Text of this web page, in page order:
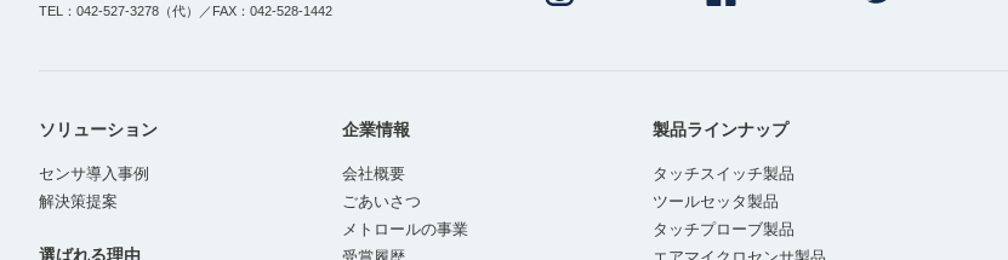
TEL：042-527-3278（代）／FAX：042-528-1442
ソリューション
センサ導入事例
解決策提案
選ばれる理由
企業情報
会社概要
ごあいさつ
メトロールの事業
製品ラインナップ
タッチスイッチ製品
ツールセッタ製品
タッチプローブ製品